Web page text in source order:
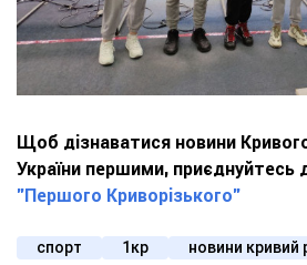
Щоб дізнаватися новини Кривого
України першими, приєднуйтесь
"Першого Криворізького"
спорт 1кр новини кривий